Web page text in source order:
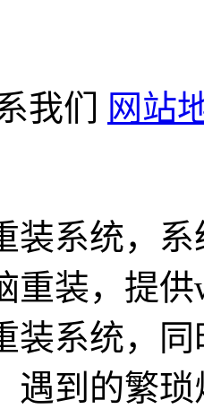
我们
网站
装系统，
重装，提
装系统，
遇到的繁